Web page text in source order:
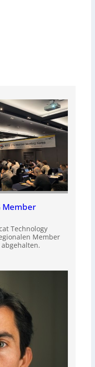
Member
Technology
Member